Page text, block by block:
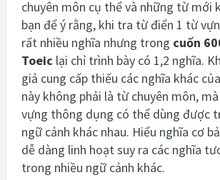
chuyên môn cụ thể và những từ mới
bạn để ý rằng, khi tra từ điển 1 từ
rất nhiều nghĩa nhưng trong cuốn
Toeic lại chỉ trình bày có 1,2 nghĩa.
giả cung cấp thiếu các nghĩa khác
này không phải là từ chuyên môn,
vựng thông dụng có thể dùng được
ngữ cảnh khác nhau. Hiểu nghĩa cơ
dễ dàng linh hoạt suy ra các nghĩa
trong nhiều ngữ cảnh khác.